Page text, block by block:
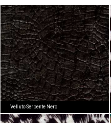
Velluto Serpente Nero